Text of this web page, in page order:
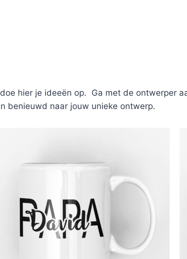
hier je ideeën op. Ga met de ontwerper
benieuwd naar jouw unieke ontwerp.